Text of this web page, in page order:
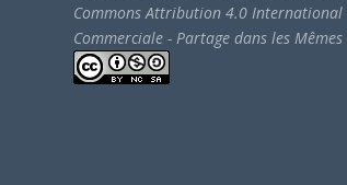
Commons Attribution 4.0 International
Commerciale - Partage dans les